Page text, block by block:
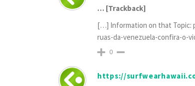
… [Trackback]
[…] Information on that Topic:
ruas-da-venezuela-confira-o-
0
https://